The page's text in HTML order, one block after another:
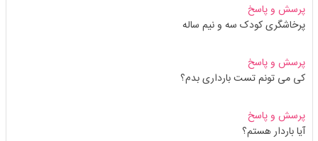
پرسش و پاسخ
پرخاشگری کودک سه و نیم ساله
پرسش و پاسخ
کی می تونم تست بارداری بدم؟
پرسش و پاسخ
آیا باردار هستم؟